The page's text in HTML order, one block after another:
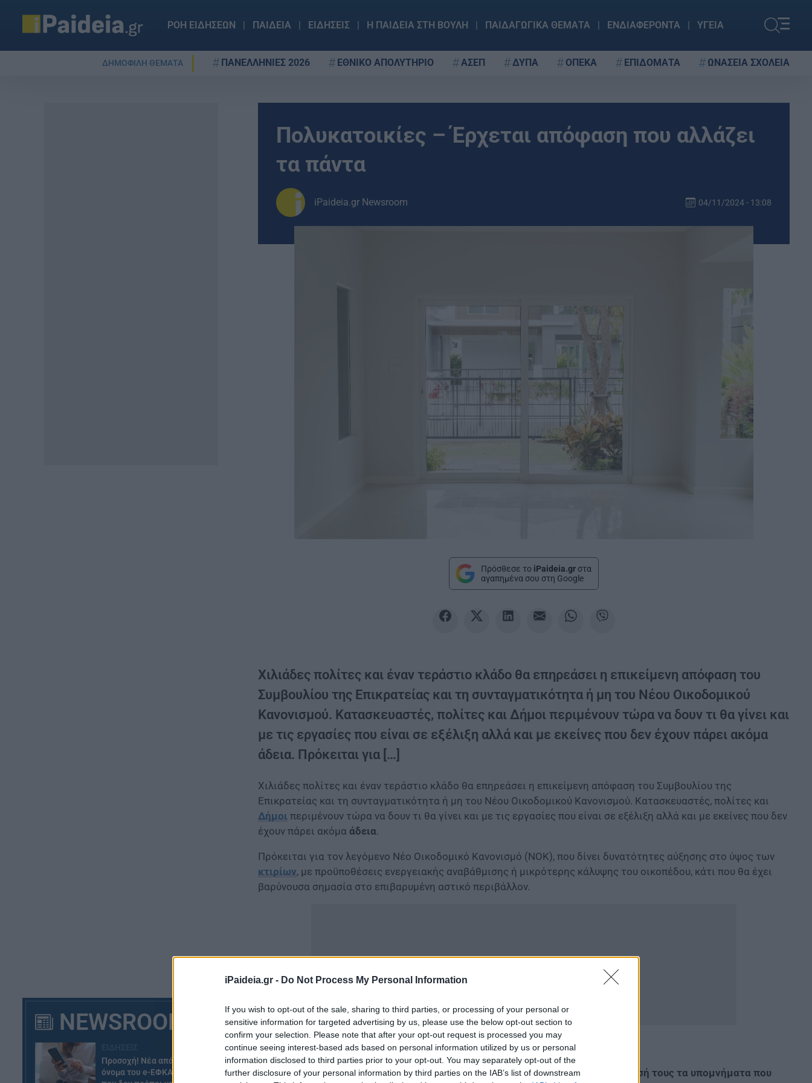
iPaideia.gr - Do Not Process My Personal Information
If you wish to opt-out of the sale, sharing to third parties, or processing of your personal or
sensitive information for targeted advertising by us, please use the below opt-out section to
confirm your selection. Please note that after your opt-out request is processed you may
continue seeing interest-based ads based on personal information utilized by us or personal
information disclosed to third parties prior to your opt-out. You may separately opt-out of the
further disclosure of your personal information by third parties on the IAB’s list of downstream
ΡΟΗ ΕΙΔΗΣΕΩΝ ΠΑΙΔΕΙΑ ΕΙΔΗΣΕΙΣ Η ΠΑΙΔΕΙΑ ΣΤΗ ΒΟΥΛΗ ΠΑΙΔΑΓΩΓΙΚΑ ΘΕΜΑΤΑ ΕΝΔΙΑΦΕΡΟΝΤΑ ΥΓΕΙΑ
ΔΗΜΟΦΙΛΗ ΘΕΜΑΤΑ ΠΑΝΕΛΛΗΝΙΕΣ 2026 ΕΘΝΙΚΟ ΑΠΟΛΥΤΗΡΙΟ ΑΣΕΠ ΔΥΠΑ ΟΠΕΚΑ ΕΠΙΔΟΜΑΤΑ ΩΝΑΣΕΙΑ ΣΧΟΛΕΙΑ
NEWSROOM
Προσοχή! Νέα απάτη με το
όνομα του e-ΕΦΚΑ – Το email
Πολυκατοικίες – Έρχεται απόφαση που αλλάζει
τα πάντα
iPaideia.gr Newsroom 04/11/2024 - 13:08
Πρόσθεσε το iPaideia.gr στα
αγαπημένα σου στη Google
Χιλιάδες πολίτες και έναν τεράστιο κλάδο θα επηρεάσει η επικείμενη απόφαση του
Συμβουλίου της Επικρατείας και τη συνταγματικότητα ή μη του Νέου Οικοδομικού
Κανονισμού. Κατασκευαστές, πολίτες και Δήμοι περιμένουν τώρα να δουν τι θα γίνει και
με τις εργασίες που είναι σε εξέλιξη αλλά και με εκείνες που δεν έχουν πάρει ακόμα
άδεια. Πρόκειται για […]
Χιλιάδες πολίτες και έναν τεράστιο κλάδο θα επηρεάσει η επικείμενη απόφαση του Συμβουλίου της
Επικρατείας και τη συνταγματικότητα ή μη του Νέου Οικοδομικού Κανονισμού. Κατασκευαστές, πολίτες και
Δήμοι περιμένουν τώρα να δουν τι θα γίνει και με τις εργασίες που είναι σε εξέλιξη αλλά και με εκείνες που δεν
έχουν πάρει ακόμα άδεια.
Πρόκειται για τον λεγόμενο Νέο Οικοδομικό Κανονισμό (ΝΟΚ), που δίνει δυνατότητες αύξησης στο ύψος των
κτιρίων, με προϋποθέσεις ενεργειακής αναβάθμισης ή μικρότερης κάλυψης του οικοπέδου, κάτι που θα έχει
βαρύνουσα σημασία στο επιβαρυμένη αστικό περιβάλλον.
Σύμφωνα με «ΤΑ ΝΕΑ», εδώ και 10 μέρες οι ανώτατοι δικαστές,έχουν στη διάθεσή τους τα υπομνήματα που